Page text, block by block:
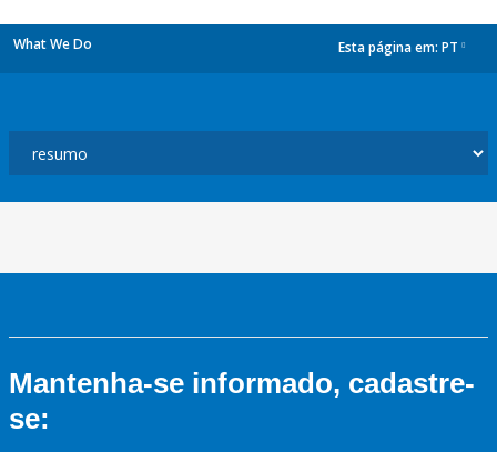
What We Do Esta página em: PT
Mantenha-se informado, cadastre-
se: